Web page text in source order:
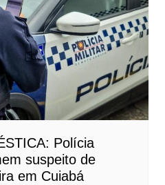
Polícia
suspeito de
em Cuiabá